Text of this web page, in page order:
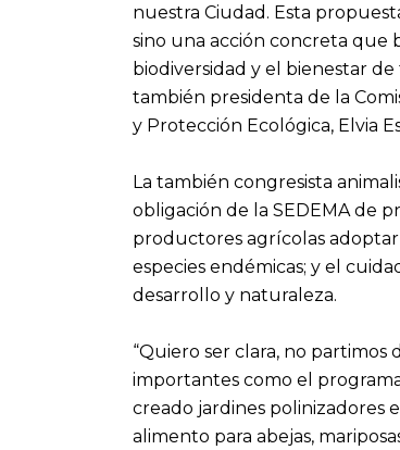
nuestra Ciudad. Esta
sino una acción concreta que
biodiversidad y el bienestar
también presidenta de la
y Protección Ecológica, Elvia
La también congresista
obligación de la SEDEMA de
productores agrícolas adoptar
especies endémicas; y el
desarrollo y naturaleza.
“Quiero ser clara, no
importantes como el
creado jardines polinizadores
alimento para abejas,